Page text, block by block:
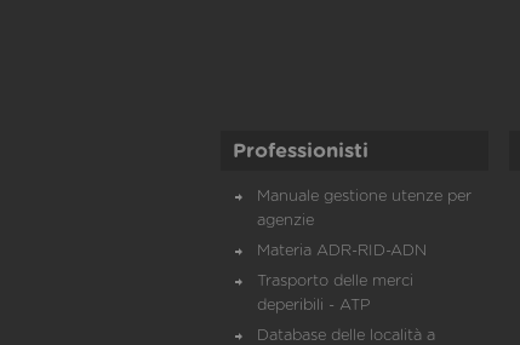
Professionisti
Manuale gestione utenze per
agenzie
Materia ADR-RID-ADN
Trasporto delle merci
deperibili - ATP
Database delle località a